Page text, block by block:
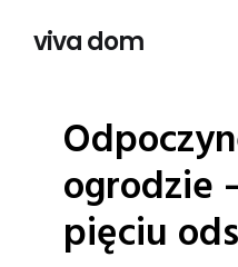
viva dom
ogrodzie
pięciu